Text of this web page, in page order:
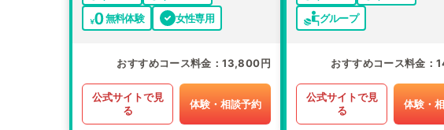
無料体験
女性専用
おすすめコース料金 13,800円
公式サイトで見
る
体験・相談予約
グループ
おすすめコース料金
公式サイトで見
る
体験・